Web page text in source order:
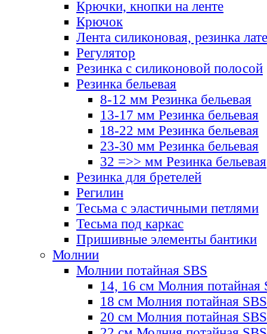
Крючки, кнопки на ленте
Крючок
Лента силиконовая, резинка
Регулятор
Резинка с силиконовой полосой
Резинка бельевая
8-12 мм Резинка бельевая
13-17 мм Резинка бельевая
18-22 мм Резинка бельевая
23-30 мм Резинка бельевая
32 =>> мм Резинка бельевая
Резинка для бретелей
Регилин
Тесьма с эластичными петлями
Тесьма под каркас
Пришивные элементы бантики
Молнии
Молнии потайная SBS
14, 16 см Молния потайная
18 см Молния потайная SBS
20 см Молния потайная SBS